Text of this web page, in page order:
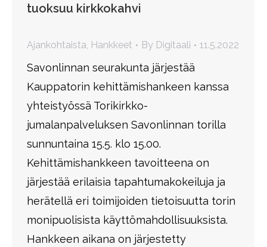
tuoksuu kirkkokahvi
Ajankohtaista, Hankkeet By Digitaali 11.5.2022
Savonlinnan seurakunta järjestää
Kauppatorin kehittämishankeen kanssa
yhteistyössä Torikirkko-
jumalanpalveluksen Savonlinnan torilla
sunnuntaina 15.5. klo 15.00.
Kehittämishankkeen tavoitteena on
järjestää erilaisia tapahtumakokeiluja ja
herätellä eri toimijoiden tietoisuutta torin
monipuolisista käyttömahdollisuuksista.
Hankkeen aikana on järjestetty